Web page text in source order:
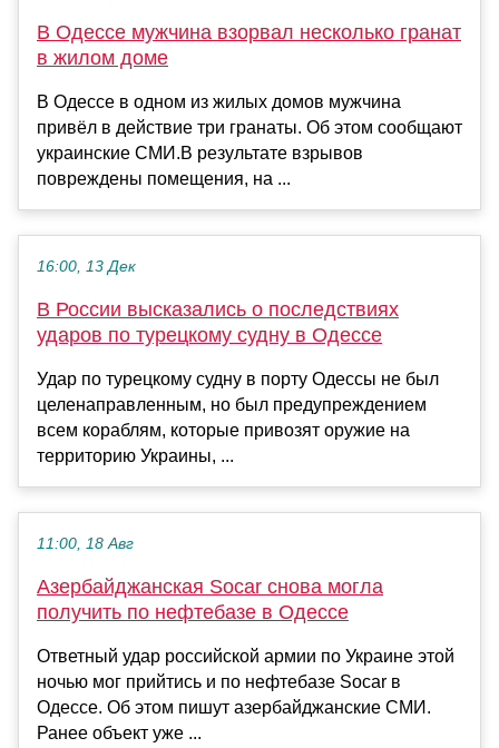
В Одессе мужчина взорвал несколько гранат
в жилом доме
В Одессе в одном из жилых домов мужчина
привёл в действие три гранаты. Об этом сообщают
украинские СМИ.В результате взрывов
повреждены помещения, на ...
16:00, 13 Дек
В России высказались о последствиях
ударов по турецкому судну в Одессе
Удар по турецкому судну в порту Одессы не был
целенаправленным, но был предупреждением
всем кораблям, которые привозят оружие на
территорию Украины, ...
11:00, 18 Авг
Азербайджанская Socar снова могла
получить по нефтебазе в Одессе
Ответный удар российской армии по Украине этой
ночью мог прийтись и по нефтебазе Socar в
Одессе. Об этом пишут азербайджанские СМИ.
Ранее объект уже ...